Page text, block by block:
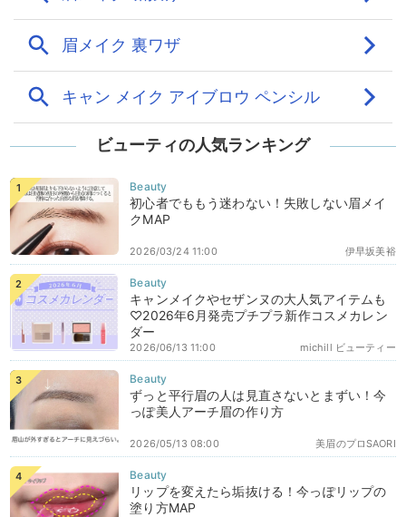
ビューティの人気ランキング
初心者でももう迷わない！失敗しない眉メイ
クMAP
伊早坂美裕
2026/03/24 11:00
キャンメイクやセザンヌの大人気アイテムも
♡2026年6月発売プチプラ新作コスメカレン
ダー
michill ビューティー
2026/06/13 11:00
ずっと平行眉の人は見直さないとまずい！今
っぽ美人アーチ眉の作り方
美眉のプロSAORI
2026/05/13 08:00
リップを変えたら垢抜ける！今っぽリップの
塗り方MAP